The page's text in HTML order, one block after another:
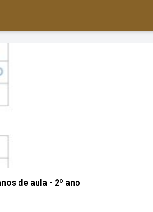
de aula - 2º ano